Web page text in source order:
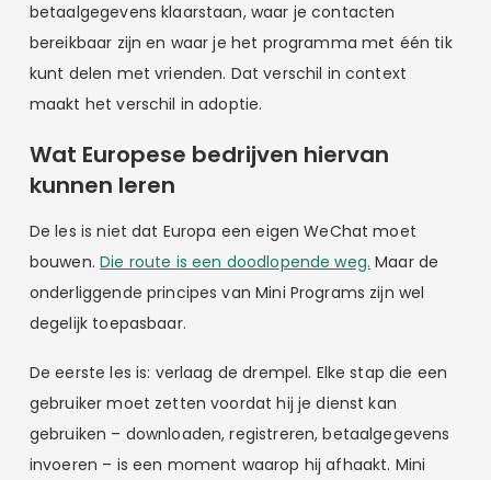
betaalgegevens klaarstaan, waar je contacten
bereikbaar zijn en waar je het programma met één tik
kunt delen met vrienden. Dat verschil in context
maakt het verschil in adoptie.
Wat Europese bedrijven hiervan
kunnen leren
De les is niet dat Europa een eigen WeChat moet
bouwen.Die route is een doodlopende weg. Maar de
onderliggende principes van Mini Programs zijn wel
degelijk toepasbaar.
De eerste les is: verlaag de drempel. Elke stap die een
gebruiker moet zetten voordat hij je dienst kan
gebruiken – downloaden, registreren, betaalgegevens
invoeren – is een moment waarop hij afhaakt. Mini